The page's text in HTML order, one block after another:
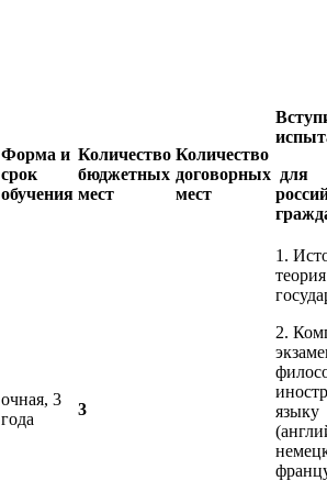
Форма и
срок
обучения
Количество
бюджетных
мест
Количество
договорных
мест
для
очная, 3
года
3
1.
теория
2.
языку